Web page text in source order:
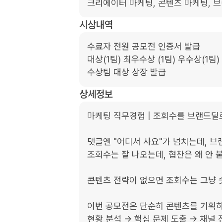
크리에이터 마케팅, 콘텐츠 마케팅,
시상내역
수료자 전원 공모전 인증서 발급
대상(1팀) 최우수상 (1팀) 우수상(1팀)
수상팀 대상 상장 발급
상세정보
마케팅 직무경험 | 조회수를 브랜드
댓글엔 "어디서 사요"가 넘치는데, 브
조회수는 잘 나오는데, 협찬은 왜 안
콘텐츠 전략이 없으면 조회수는 그냥
이번 공모전은 단순히 콘텐츠를 기
현황 분석 → 핵심 문제 도출 → 채